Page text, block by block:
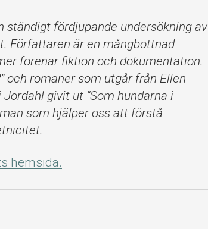
fördjupande undersökning av
Författaren är en mångbottnad
förenar fiktion och dokumentation.
och romaner som utgår från Ellen
givit ut ”Som hundarna i
som hjälper oss att förstå
hemsida.